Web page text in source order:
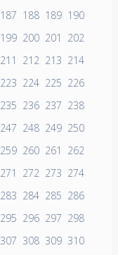
187 188 189 190
199 200 201
202
211 212 213 214
223 224 225 226
235 236 237 238
247 248 249 250
259 260 261
262
271 272 273 274
283 284 285 286
295 296 297 298
307 308 309 310